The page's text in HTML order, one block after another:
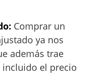
Comprar un
ya nos
además trae
incluido el precio